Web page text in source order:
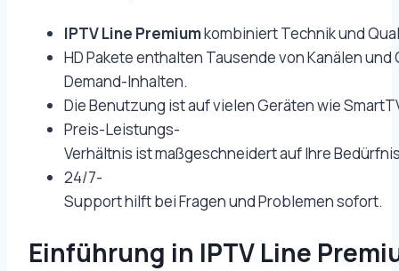
IPTV Line Premiumkombiniert Technik und
HD Pakete enthalten Tausende von Kanälen und
Demand-Inhalten.
Die Benutzung ist auf vielen Geräten wie
Preis-Leistungs-
Verhältnis ist maßgeschneidert auf Ihre
24/7-
Support hilft bei Fragen und Problemen sofort.
Einführung in IPTV Line